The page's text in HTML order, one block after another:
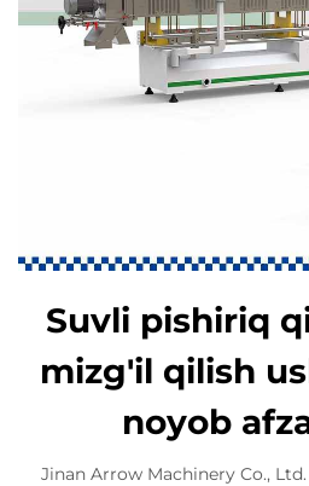
Suvli pishiriq
mizg'il qilish
noyob
Jinan Arrow Machinery Co.,